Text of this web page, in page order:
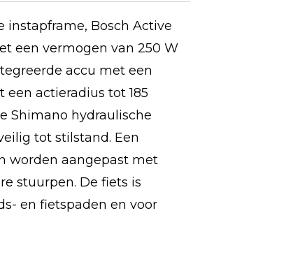
instapframe, Bosch Active
een vermogen van 250 W
accu met een
actieradius tot 185
Shimano hydraulische
tot stilstand. Een
worden aangepast met
stuurpen. De fiets is
en fietspaden en voor